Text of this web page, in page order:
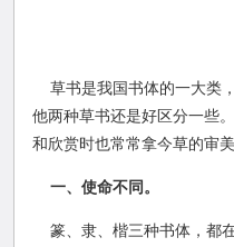
草书是我国书体的一大类
他两种草书还是好区分一些
和欣赏时也常常拿今草的审
一、使命不同。
篆、隶、楷三种书体，都